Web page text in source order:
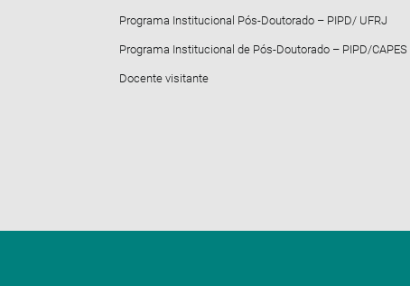
Programa Institucional Pós-Doutorado – PIPD/ UFRJ
Programa Institucional de Pós-Doutorado – PIPD/CAPES
Docente visitante